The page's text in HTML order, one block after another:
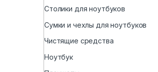
Столики для ноутбуков
Сумки и чехлы для ноутбуков
Чистящие средства
Ноутбук